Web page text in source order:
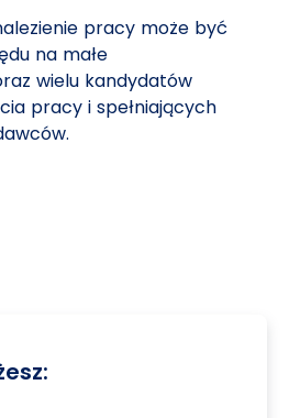
pracy może być
na małe
wielu kandydatów
pracy i spełniających